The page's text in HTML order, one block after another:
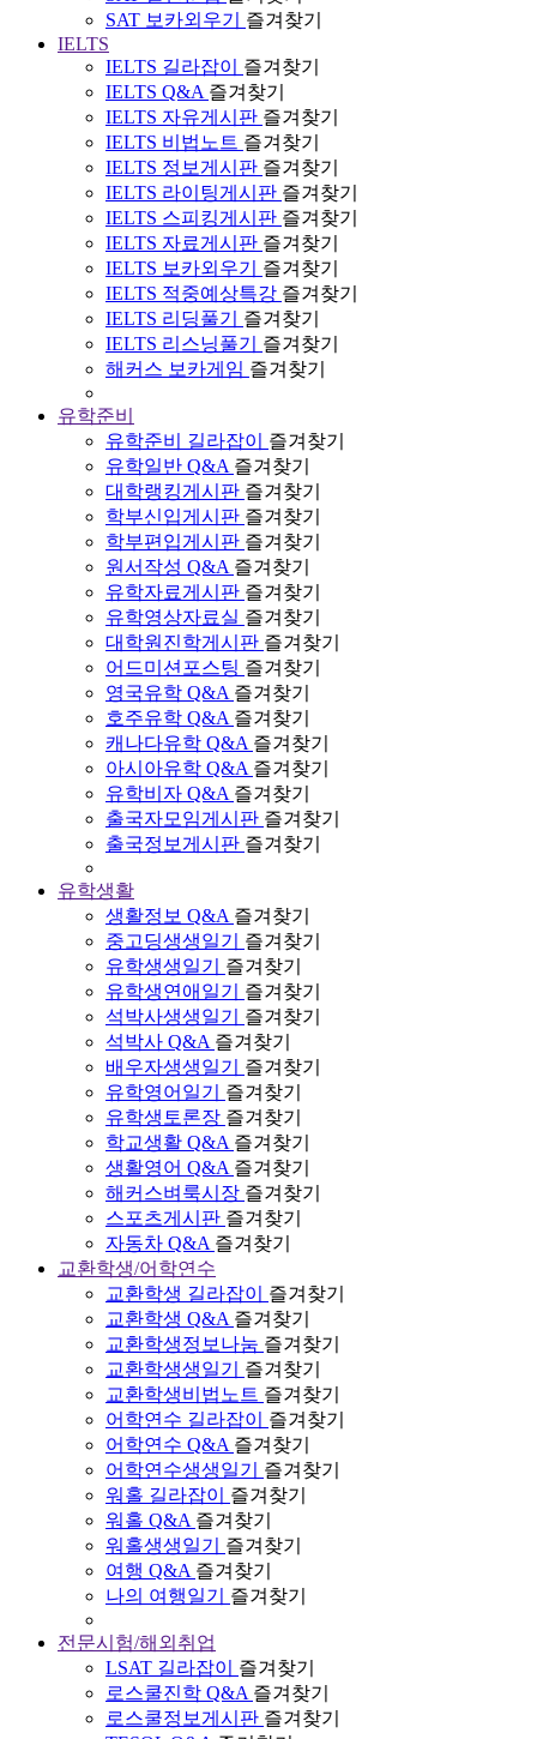
SAT 보카외우기
즐겨찾기
IELTS
IELTS 길라잡이
즐겨찾기
IELTS Q&A 즐겨찾기
IELTS 자유게시판 즐겨찾기
IELTS 비법노트 즐겨찾기
IELTS 정보게시판 즐겨찾기
IELTS 라이팅게시판 즐겨찾기
IELTS 스피킹게시판 즐겨찾기
IELTS 자료게시판 즐겨찾기
IELTS 보카외우기
즐겨찾기
IELTS 적중예상특강 즐겨찾기
IELTS 리딩풀기
즐겨찾기
IELTS 리스닝풀기
즐겨찾기
해커스 보카게임 즐겨찾기
유학준비
유학준비 길라잡이
즐겨찾기
유학일반 Q&A 즐겨찾기
대학랭킹게시판 즐겨찾기
학부신입게시판 즐겨찾기
학부편입게시판 즐겨찾기
원서작성 Q&A 즐겨찾기
유학자료게시판 즐겨찾기
유학영상자료실 즐겨찾기
대학원진학게시판 즐겨찾기
어드미션포스팅 즐겨찾기
영국유학 Q&A 즐겨찾기
호주유학 Q&A 즐겨찾기
캐나다유학 Q&A 즐겨찾기
아시아유학 Q&A 즐겨찾기
유학비자 Q&A 즐겨찾기
출국자모임게시판 즐겨찾기
출국정보게시판 즐겨찾기
유학생활
생활정보 Q&A 즐겨찾기
중고딩생생일기
즐겨찾기
유학생생일기
즐겨찾기
유학생연애일기
즐겨찾기
석박사생생일기
즐겨찾기
석박사 Q&A 즐겨찾기
배우자생생일기
즐겨찾기
유학영어일기
즐겨찾기
유학생토론장 즐겨찾기
학교생활 Q&A 즐겨찾기
생활영어 Q&A 즐겨찾기
해커스벼룩시장 즐겨찾기
스포츠게시판 즐겨찾기
자동차 Q&A 즐겨찾기
교환학생/어학연수
교환학생 길라잡이
즐겨찾기
교환학생 Q&A 즐겨찾기
교환학생정보나눔 즐겨찾기
교환학생생일기
즐겨찾기
교환학생비법노트 즐겨찾기
어학연수 길라잡이
즐겨찾기
어학연수 Q&A 즐겨찾기
어학연수생생일기
즐겨찾기
워홀 길라잡이
즐겨찾기
워홀 Q&A 즐겨찾기
워홀생생일기
즐겨찾기
여행 Q&A 즐겨찾기
나의 여행일기
즐겨찾기
전문시험/해외취업
LSAT 길라잡이
즐겨찾기
로스쿨진학 Q&A 즐겨찾기
로스쿨정보게시판 즐겨찾기